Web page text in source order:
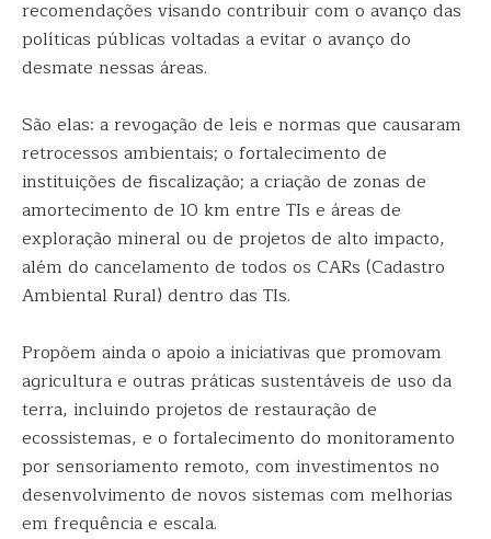
recomendações visando contribuir com o avanço das
políticas públicas voltadas a evitar o avanço do
desmate nessas áreas.
São elas: a revogação de leis e normas que causaram
retrocessos ambientais; o fortalecimento de
instituições de fiscalização; a criação de zonas de
amortecimento de 10 km entre TIs e áreas de
exploração mineral ou de projetos de alto impacto,
além do cancelamento de todos os CARs (Cadastro
Ambiental Rural) dentro das TIs.
Propõem ainda o apoio a iniciativas que promovam
agricultura e outras práticas sustentáveis de uso da
terra, incluindo projetos de restauração de
ecossistemas, e o fortalecimento do monitoramento
por sensoriamento remoto, com investimentos no
desenvolvimento de novos sistemas com melhorias
em frequência e escala.